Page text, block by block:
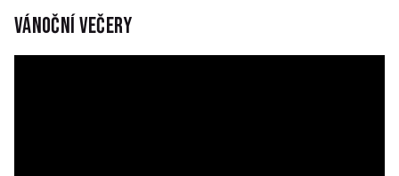
Vánoční večery